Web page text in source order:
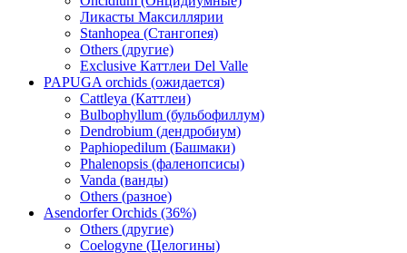
Ликасты Максиллярии
Stanhopea (Стангопея)
Others (другие)
Exclusive Каттлеи Del Valle
PAPUGA orchids (ожидается)
Cattleya (Каттлеи)
Bulbophyllum (бульбофиллум)
Dendrobium (дендробиум)
Paphiopedilum (Башмаки)
Phalenopsis (фаленопсисы)
Vanda (ванды)
Others (разное)
Asendorfer Orchids (36%)
Others (другие)
Coelogyne (Целогины)